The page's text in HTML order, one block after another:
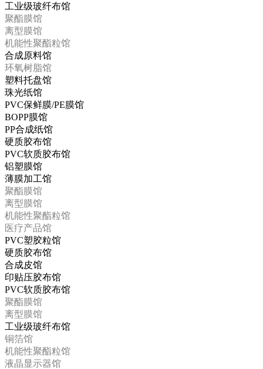
工业级玻纤布馆
聚酯膜馆
离型膜馆
机能性聚酯粒馆
合成原料馆
环氧树脂馆
塑料托盘馆
珠光纸馆
PVC保鲜膜/PE膜馆
BOPP膜馆
PP合成纸馆
硬质胶布馆
PVC软质胶布馆
铝塑膜馆
薄膜加工馆
聚酯膜馆
离型膜馆
机能性聚酯粒馆
医疗产品馆
PVC塑胶粒馆
硬质胶布馆
合成皮馆
印贴压胶布馆
PVC软质胶布馆
聚酯膜馆
离型膜馆
工业级玻纤布馆
铜箔馆
机能性聚酯粒馆
液晶显示器馆